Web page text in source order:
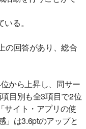
る。
の回答があり、総合
から上昇し、同サー
目別も全3項目で2位
サイト・アプリの使
」は3.6ptのアップと